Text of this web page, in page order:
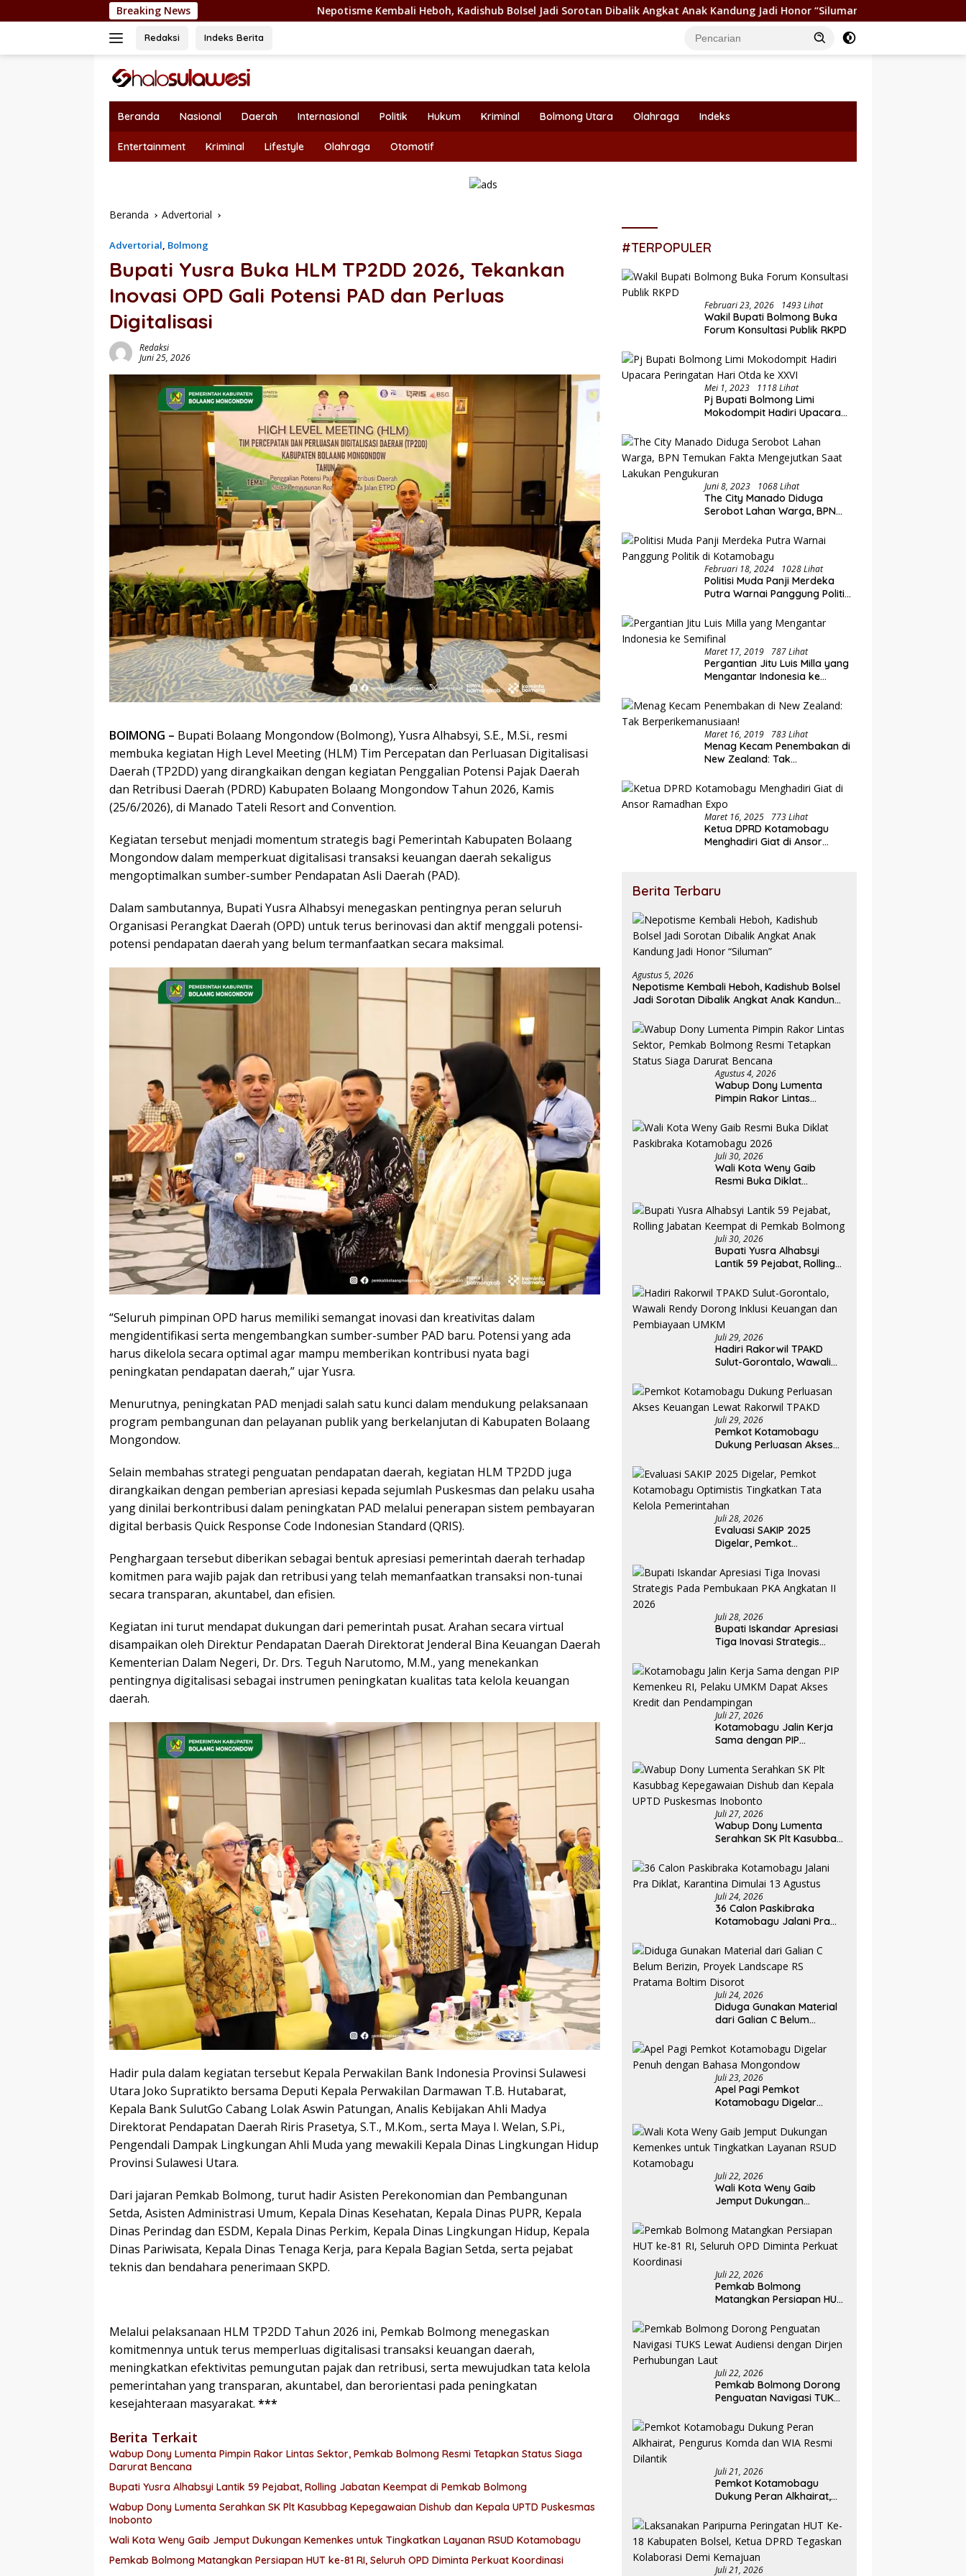
ke
Breaking NewsNepotisme Kembali Heboh, Kadishub Bolsel Jadi Sorotan Dibalik Angkat Anak Kandung Jadi Honor “Siluman” Wabup Dony Lumenta Pimpin
Redaksi Indeks Berita
Beranda Nasional Daerah Internasional Politik Hukum Kriminal Bolmong Utara Olahraga Indeks
Entertainment Kriminal Lifestyle Olahraga Otomotif
Beranda Advertorial
Advertorial, Bolmong
Bupati Yusra Buka HLM TP2DD 2026, Tekankan
Inovasi OPD Gali Potensi PAD dan Perluas
Digitalisasi
Redaksi
Juni 25, 2026
BOlMONG – Bupati Bolaang Mongondow (Bolmong), Yusra Alhabsyi, S.E., M.Si., resmi
membuka kegiatan High Level Meeting (HLM) Tim Percepatan dan Perluasan Digitalisasi
Daerah (TP2DD) yang dirangkaikan dengan kegiatan Penggalian Potensi Pajak Daerah
dan Retribusi Daerah (PDRD) Kabupaten Bolaang Mongondow Tahun 2026, Kamis
(25/6/2026), di Manado Tateli Resort and Convention.
Kegiatan tersebut menjadi momentum strategis bagi Pemerintah Kabupaten Bolaang
Mongondow dalam memperkuat digitalisasi transaksi keuangan daerah sekaligus
mengoptimalkan sumber-sumber Pendapatan Asli Daerah (PAD).
Dalam sambutannya, Bupati Yusra Alhabsyi menegaskan pentingnya peran seluruh
Organisasi Perangkat Daerah (OPD) untuk terus berinovasi dan aktif menggali potensi-
potensi pendapatan daerah yang belum termanfaatkan secara maksimal.
“Seluruh pimpinan OPD harus memiliki semangat inovasi dan kreativitas dalam
mengidentifikasi serta mengembangkan sumber-sumber PAD baru. Potensi yang ada
harus dikelola secara optimal agar mampu memberikan kontribusi nyata bagi
peningkatan pendapatan daerah,” ujar Yusra.
Menurutnya, peningkatan PAD menjadi salah satu kunci dalam mendukung pelaksanaan
program pembangunan dan pelayanan publik yang berkelanjutan di Kabupaten Bolaang
Mongondow.
Selain membahas strategi penguatan pendapatan daerah, kegiatan HLM TP2DD juga
dirangkaikan dengan pemberian apresiasi kepada sejumlah Puskesmas dan pelaku usaha
yang dinilai berkontribusi dalam peningkatan PAD melalui penerapan sistem pembayaran
digital berbasis Quick Response Code Indonesian Standard (QRIS).
Penghargaan tersebut diberikan sebagai bentuk apresiasi pemerintah daerah terhadap
komitmen para wajib pajak dan retribusi yang telah memanfaatkan transaksi non-tunai
secara transparan, akuntabel, dan efisien.
Kegiatan ini turut mendapat dukungan dari pemerintah pusat. Arahan secara virtual
disampaikan oleh Direktur Pendapatan Daerah Direktorat Jenderal Bina Keuangan Daerah
Kementerian Dalam Negeri, Dr. Drs. Teguh Narutomo, M.M., yang menekankan
pentingnya digitalisasi sebagai instrumen peningkatan kualitas tata kelola keuangan
daerah.
Hadir pula dalam kegiatan tersebut Kepala Perwakilan Bank Indonesia Provinsi Sulawesi
Utara Joko Supratikto bersama Deputi Kepala Perwakilan Darmawan T.B. Hutabarat,
Kepala Bank SulutGo Cabang Lolak Aswin Patungan, Analis Kebijakan Ahli Madya
Direktorat Pendapatan Daerah Riris Prasetya, S.T., M.Kom., serta Maya I. Welan, S.Pi.,
Pengendali Dampak Lingkungan Ahli Muda yang mewakili Kepala Dinas Lingkungan Hidup
Provinsi Sulawesi Utara.
Dari jajaran Pemkab Bolmong, turut hadir Asisten Perekonomian dan Pembangunan
Setda, Asisten Administrasi Umum, Kepala Dinas Kesehatan, Kepala Dinas PUPR, Kepala
Dinas Perindag dan ESDM, Kepala Dinas Perkim, Kepala Dinas Lingkungan Hidup, Kepala
Dinas Pariwisata, Kepala Dinas Tenaga Kerja, para Kepala Bagian Setda, serta pejabat
teknis dan bendahara penerimaan SKPD.
Melalui pelaksanaan HLM TP2DD Tahun 2026 ini, Pemkab Bolmong menegaskan
komitmennya untuk terus memperluas digitalisasi transaksi keuangan daerah,
meningkatkan efektivitas pemungutan pajak dan retribusi, serta mewujudkan tata kelola
pemerintahan yang transparan, akuntabel, dan berorientasi pada peningkatan
kesejahteraan masyarakat. ***
Berita Terkait
Wabup Dony Lumenta Pimpin Rakor Lintas Sektor, Pemkab Bolmong Resmi Tetapkan Status Siaga
Darurat Bencana
Bupati Yusra Alhabsyi Lantik 59 Pejabat, Rolling Jabatan Keempat di Pemkab Bolmong
Wabup Dony Lumenta Serahkan SK Plt Kasubbag Kepegawaian Dishub dan Kepala UPTD Puskesmas
Inobonto
Wali Kota Weny Gaib Jemput Dukungan Kemenkes untuk Tingkatkan Layanan RSUD Kotamobagu
Pemkab Bolmong Matangkan Persiapan HUT ke-81 RI, Seluruh OPD Diminta Perkuat Koordinasi
#TERPOPULER
Februari 23, 2026 1493 Lihat
Wakil Bupati Bolmong Buka
Forum Konsultasi Publik RKPD
Mei 1, 2023 1118 Lihat
Pj Bupati Bolmong Limi
Mokodompit Hadiri Upacara
Juni 8, 2023 1068 Lihat
The City Manado Diduga
Serobot Lahan Warga, BPN
Saat Lakukan Pengukuran
Februari 18, 2024 1028 Lihat
Politisi Muda Panji Merdeka
Putra Warnai Panggung Politik
Maret 17, 2019 787 Lihat
Pergantian Jitu Luis Milla yang
Mengantar Indonesia ke
Maret 16, 2019 783 Lihat
Menag Kecam Penembakan di
New Zealand: Tak
Maret 16, 2025 773 Lihat
Ketua DPRD Kotamobagu
Menghadiri Giat di Ansor
Berita Terbaru
Agustus 5, 2026
Nepotisme Kembali Heboh, Kadishub Bolsel
Jadi Sorotan Dibalik Angkat Anak Kandung
Agustus 4, 2026
Wabup Dony Lumenta
Pimpin Rakor Lintas
Resmi Tetapkan Status
Siaga Darurat Bencana
Juli 30, 2026
Wali Kota Weny Gaib
Resmi Buka Diklat
2026
Juli 30, 2026
Bupati Yusra Alhabsyi
Lantik 59 Pejabat, Rolling
Pemkab Bolmong
Juli 29, 2026
Hadiri Rakorwil TPAKD
Sulut-Gorontalo, Wawali
Keuangan dan
Pembiayaan UMKM
Juli 29, 2026
Pemkot Kotamobagu
Dukung Perluasan Akses
TPAKD
Juli 28, 2026
Evaluasi SAKIP 2025
Digelar, Pemkot
Tingkatkan Tata Kelola
Pemerintahan
Juli 28, 2026
Bupati Iskandar Apresiasi
Tiga Inovasi Strategis
Angkatan II 2026
Juli 27, 2026
Kotamobagu Jalin Kerja
Sama dengan PIP
Dapat Akses Kredit dan
Pendampingan
Juli 27, 2026
Wabup Dony Lumenta
Serahkan SK Plt Kasubbag
Kepala UPTD Puskesmas
Inobonto
Juli 24, 2026
36 Calon Paskibraka
Kotamobagu Jalani Pra
Agustus
Juli 24, 2026
Diduga Gunakan Material
dari Galian C Belum
RS Pratama Boltim Disorot
Juli 23, 2026
Apel Pagi Pemkot
Kotamobagu Digelar
Mongondow
Juli 22, 2026
Wali Kota Weny Gaib
Jemput Dukungan
Tingkatkan Layanan RSUD
Kotamobagu
Juli 22, 2026
Pemkab Bolmong
Matangkan Persiapan HUT
Diminta Perkuat
Koordinasi
Juli 22, 2026
Pemkab Bolmong Dorong
Penguatan Navigasi TUKS
Dirjen Perhubungan Laut
Juli 21, 2026
Pemkot Kotamobagu
Dukung Peran Alkhairat,
Resmi Dilantik
Juli 21, 2026